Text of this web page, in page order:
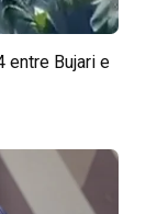
entre Bujari e